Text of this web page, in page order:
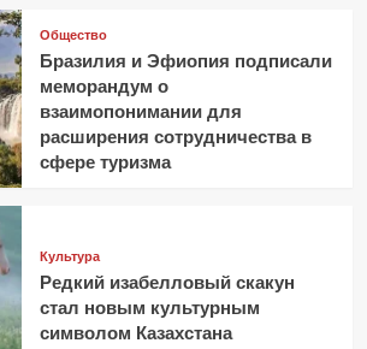
Общество
Бразилия и Эфиопия подписали
меморандум о
взаимопонимании для
расширения сотрудничества в
сфере туризма
Культура
Редкий изабелловый скакун
стал новым культурным
символом Казахстана